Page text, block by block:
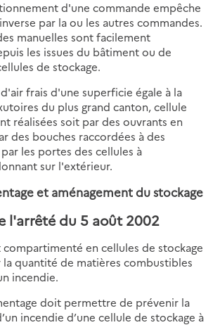
d'une commande empêche
par la ou les autres commandes.
manuelles sont facilement
les issues du bâtiment ou de
de stockage.
frais d'une superficie égale à la
du plus grand canton, cellule
réalisées soit par des ouvrants en
des bouches raccordées à des
les portes des cellules à
sur l'extérieur.
et aménagement du stockage
l'arrêté du 5 août 2002
compartimenté en cellules de stockage
quantité de matières combustibles
incendie.
doit permettre de prévenir la
incendie d’une cellule de stockage à